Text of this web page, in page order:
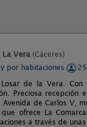
La Vera (Cáceres)
por habitaciones
de la Vera.
Preciosa
Avenida de Carlos V,
que ofrece La
a través de unas